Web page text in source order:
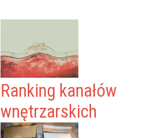
Ranking kanałów
wnętrzarskich